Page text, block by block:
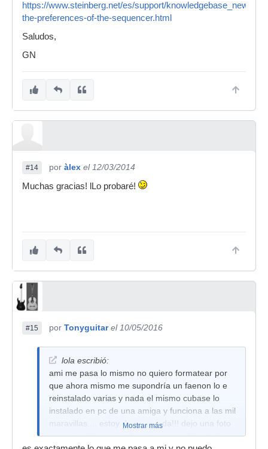
https://www.steinberg.net/es/support/knowledgebase_new/
the-preferences-of-the-sequencer.html
Saludos,
GN
#14 por àlex el 12/03/2014
Muchas gracias! lLo probaré!
#15 por Tonyguitar el 10/05/2016
lola escribió:
ami me pasa lo mismo no quiero formatear por
que ahora mismo me supondría un faenon lo e
reinstalado varias y nada el mismo cubase lo
instalado en pc de una amiga y funciona a las mil
maravillas.... estoy desesperada!!! dejo una foto
con mi problema... mil gracias por adelantado
Mostrar más